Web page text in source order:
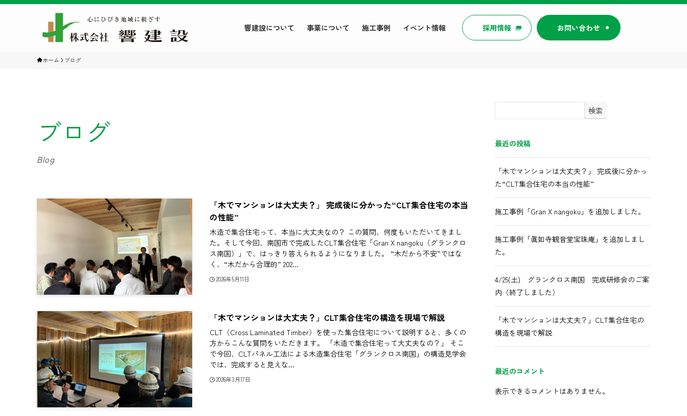
響建設について 事業について 施工事例 イベント情報 採用情報 お問い合わせ
ホーム ブログ
ブログ
Blog
「木でマンションは大丈夫？」 完成後に分かった“CLT集合住宅の本当
の性能”
木造で集合住宅って、本当に大丈夫なの？ この質問、何度もいただいてきまし
た。そして今回、南国市で完成したCLT集合住宅「Gran X nangoku（グランクロ
ス南国）」で、はっきり答えられるようになりました。 “木だから不安”ではな
く、“木だから合理的” 202...
2026年5月11日
「木でマンションは大丈夫？」CLT集合住宅の構造を現場で解説
CLT（Cross Laminated Timber）を使った集合住宅について説明すると、多くの
方からこんな質問をいただきます。 「木造で集合住宅って大丈夫なの？」 そこ
で今回、CLTパネル工法による木造集合住宅「グランクロス南国」の構造見学会
では、完成すると見えな...
2026年3月17日
検索
最近の投稿
「木でマンションは大丈夫？」 完成後に分かっ
た“CLT集合住宅の本当の性能”
施工事例「Gran X nangoku」を追加しました。
施工事例「眞如寺観音堂宝珠庵」を追加しまし
た。
4/25(土) グランクロス南国 完成研修会のご案
内（終了しました）
「木でマンションは大丈夫？」CLT集合住宅の
構造を現場で解説
最近のコメント
表示できるコメントはありません。